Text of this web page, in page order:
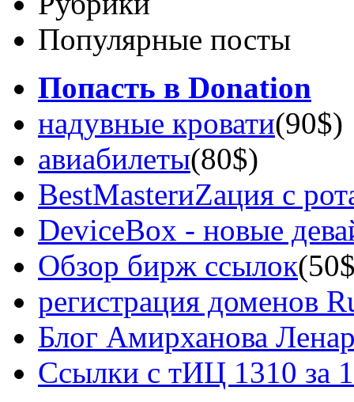
Популярные посты
Попасть в Donation
надувные кровати(90$)
авиабилеты(80$)
BestMasterиZация с
DeviceBox - новые
Обзор бирж ссылок
регистрация доменов
Блог Амирханова
Ссылки с тИЦ 1310 за